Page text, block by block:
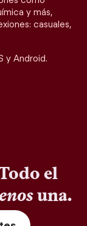
y más,
casuales,
y Android.
el
una.